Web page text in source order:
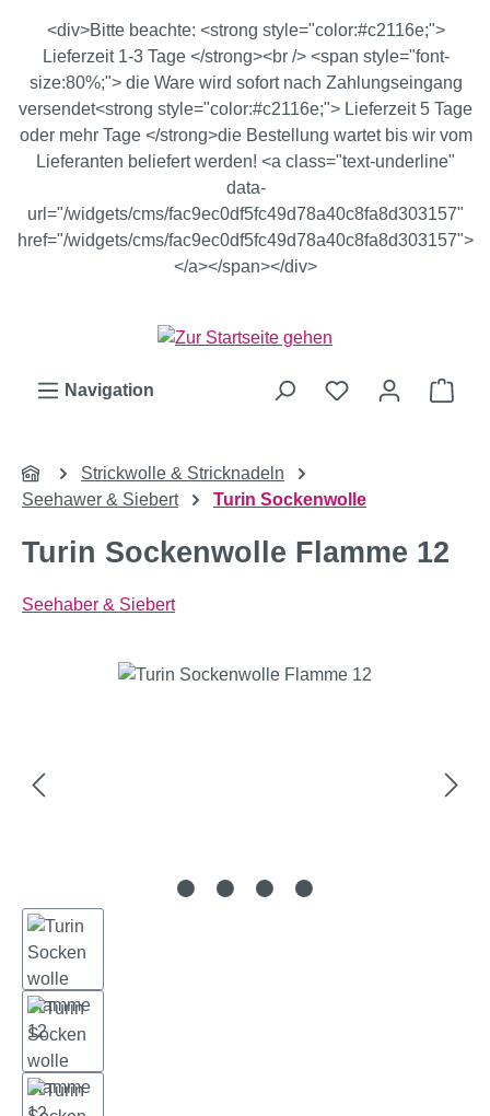
Zum Hauptinhalt springen
<div>Bitte beachte: <strong style="color:#c2116e;">
Lieferzeit 1-3 Tage </strong><br /> <span style="font-
size:80%;"> die Ware wird sofort nach Zahlungseingang
versendet<strong style="color:#c2116e;"> Lieferzeit 5 Tage
oder mehr Tage </strong>die Bestellung wartet bis wir vom
Lieferanten beliefert werden! <a class="text-underline"
data-
url="/widgets/cms/fac9ec0df5fc49d78a40c8fa8d303157"
href="/widgets/cms/fac9ec0df5fc49d78a40c8fa8d303157">
</a></span></div>
Navigation
Strickwolle & Stricknadeln
Seehawer & Siebert
Turin Sockenwolle
Turin Sockenwolle Flamme 12
Seehaber & Siebert
Bildergalerie überspringen